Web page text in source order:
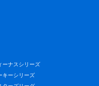
ーナスシリーズ
キーシリーズ